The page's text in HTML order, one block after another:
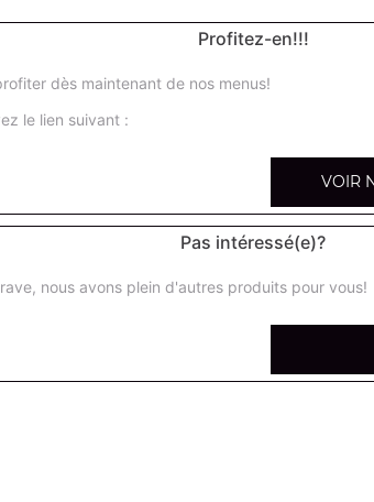
Pide bolognaise
Profitez-en!!!
dès maintenant de nos menus!
le lien suivant :
VOIR
Pas intéressé(e)?
nous avons plein d'autres produits pour vous!